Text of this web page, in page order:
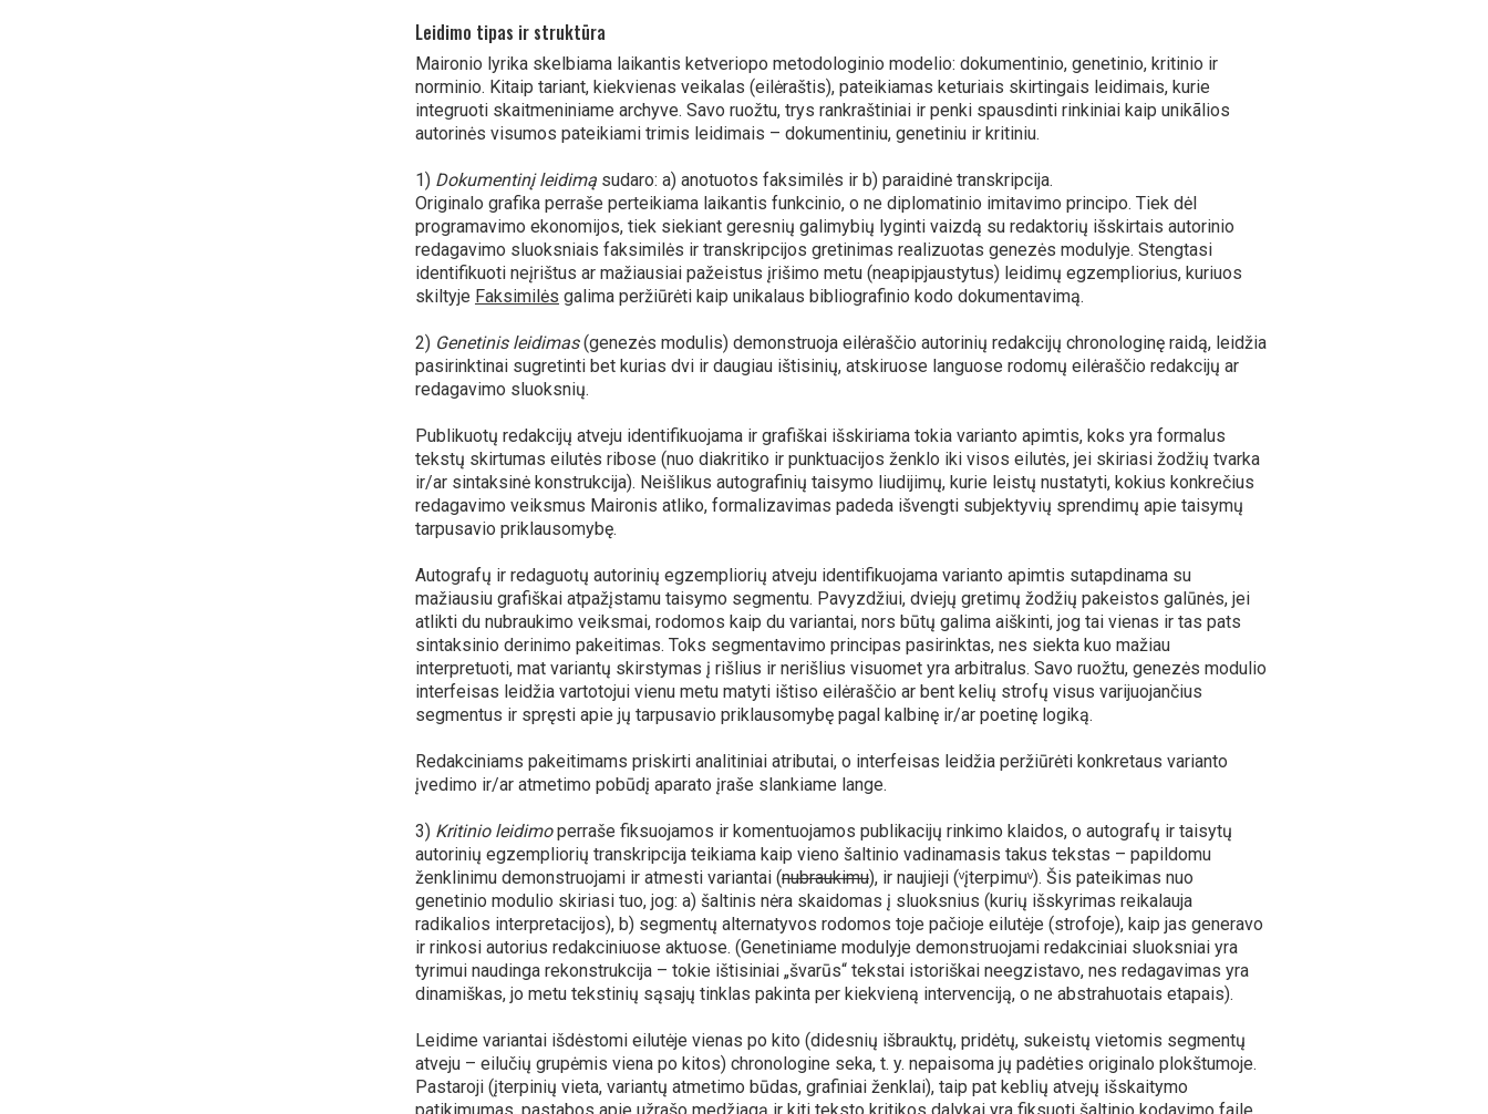
Leidimo tipas ir struktūra
Maironio lyrika skelbiama laikantis ketveriopo metodologinio modelio: dokumentinio, genetinio, kritinio ir
norminio. Kitaip tariant, kiekvienas veikalas (eilėraštis), pateikiamas keturiais skirtingais leidimais, kurie
integruoti skaitmeniniame archyve. Savo ruožtu, trys rankraštiniai ir penki spausdinti rinkiniai kaip unikãlios
autorinės visumos pateikiami trimis leidimais – dokumentiniu, genetiniu ir kritiniu.
1) Dokumentinį leidimą sudaro: a) anotuotos faksimilės ir b) paraidinė transkripcija.
Originalo grafika perraše perteikiama laikantis funkcinio, o ne diplomatinio imitavimo principo. Tiek dėl
programavimo ekonomijos, tiek siekiant geresnių galimybių lyginti vaizdą su redaktorių išskirtais autorinio
redagavimo sluoksniais faksimilės ir transkripcijos gretinimas realizuotas genezės modulyje. Stengtasi
identifikuoti neįrištus ar mažiausiai pažeistus įrišimo metu (neapipjaustytus) leidimų egzempliorius, kuriuos
skiltyje Faksimilės galima peržiūrėti kaip unikalaus bibliografinio kodo dokumentavimą.
2) Genetinis leidimas(genezės modulis) demonstruoja eilėraščio autorinių redakcijų chronologinę raidą, leidžia
pasirinktinai sugretinti bet kurias dvi ir daugiau ištisinių, atskiruose languose rodomų eilėraščio redakcijų ar
redagavimo sluoksnių.
Publikuotų redakcijų atveju identifikuojama ir grafiškai išskiriama tokia varianto apimtis, koks yra formalus
tekstų skirtumas eilutės ribose (nuo diakritiko ir punktuacijos ženklo iki visos eilutės, jei skiriasi žodžių tvarka
ir/ar sintaksinė konstrukcija). Neišlikus autografinių taisymo liudijimų, kurie leistų nustatyti, kokius konkrečius
redagavimo veiksmus Maironis atliko, formalizavimas padeda išvengti subjektyvių sprendimų apie taisymų
tarpusavio priklausomybę.
Autografų ir redaguotų autorinių egzempliorių atveju identifikuojama varianto apimtis sutapdinama su
mažiausiu grafiškai atpažįstamu taisymo segmentu. Pavyzdžiui, dviejų gretimų žodžių pakeistos galūnės, jei
atlikti du nubraukimo veiksmai, rodomos kaip du variantai, nors būtų galima aiškinti, jog tai vienas ir tas pats
sintaksinio derinimo pakeitimas. Toks segmentavimo principas pasirinktas, nes siekta kuo mažiau
interpretuoti, mat variantų skirstymas į rišlius ir nerišlius visuomet yra arbitralus. Savo ruožtu, genezės modulio
interfeisas leidžia vartotojui vienu metu matyti ištiso eilėraščio ar bent kelių strofų visus varijuojančius
segmentus ir spręsti apie jų tarpusavio priklausomybę pagal kalbinę ir/ar poetinę logiką.
Redakciniams pakeitimams priskirti analitiniai atributai, o interfeisas leidžia peržiūrėti konkretaus varianto
įvedimo ir/ar atmetimo pobūdį aparato įraše slankiame lange.
3) Kritinio leidimoperraše fiksuojamos ir komentuojamos publikacijų rinkimo klaidos, o autografų ir taisytų
autorinių egzempliorių transkripcija teikiama kaip vieno šaltinio vadinamasis takus tekstas – papildomu
ženklinimu demonstruojami ir atmesti variantai (nubraukimu), ir naujieji (ᵛįterpimuᵛ). Šis pateikimas nuo
genetinio modulio skiriasi tuo, jog: a) šaltinis nėra skaidomas į sluoksnius (kurių išskyrimas reikalauja
radikalios interpretacijos), b) segmentų alternatyvos rodomos toje pačioje eilutėje (strofoje), kaip jas generavo
ir rinkosi autorius redakciniuose aktuose. (Genetiniame modulyje demonstruojami redakciniai sluoksniai yra
tyrimui naudinga rekonstrukcija – tokie ištisiniai „švarūs“ tekstai istoriškai neegzistavo, nes redagavimas yra
dinamiškas, jo metu tekstinių sąsajų tinklas pakinta per kiekvieną intervenciją, o ne abstrahuotais etapais).
Leidime variantai išdėstomi eilutėje vienas po kito (didesnių išbrauktų, pridėtų, sukeistų vietomis segmentų
atveju – eilučių grupėmis viena po kitos) chronologine seka, t. y. nepaisoma jų padėties originalo plokštumoje.
Pastaroji (įterpinių vieta, variantų atmetimo būdas, grafiniai ženklai), taip pat keblių atvejų išskaitymo